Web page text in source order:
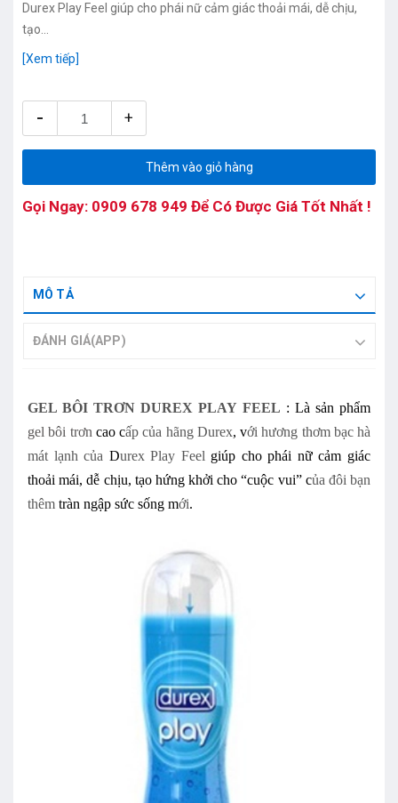
Durex Play Feel giúp cho phái nữ cảm giác thoải mái, dễ chịu,
tạo...
[Xem tiếp]
- +
Thêm vào giỏ hàng
Gọi Ngay: 0909 678 949 Để Có Được Giá Tốt Nhất !
MÔ TẢ
ĐÁNH GIÁ(APP)
GEL BÔI TRƠN DUREX PLAY FEEL : Là sản phẩm
gel bôi trơn cao cấp của hãng Durex, với hương thơm bạc hà
mát lạnh của Durex Play Feel giúp cho phái nữ cảm giác
thoải mái, dễ chịu, tạo hứng khởi cho “cuộc vui” của đôi bạn
thêm tràn ngập sức sống mới.